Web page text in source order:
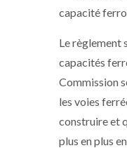
capacité
Le règlement
capacités
Commission
les voies
construire et
plus en plus